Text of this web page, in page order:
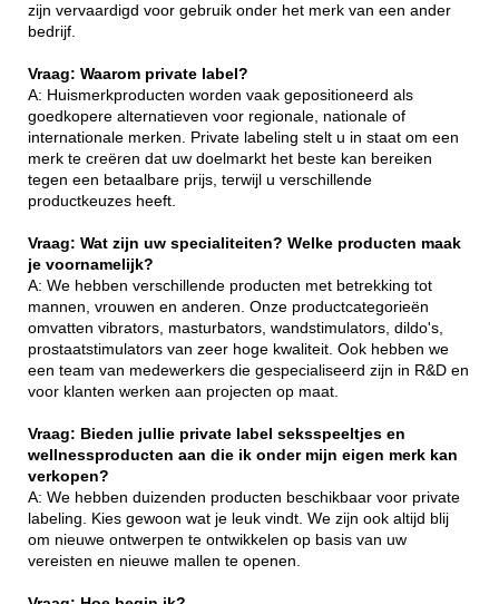
zijn vervaardigd voor gebruik onder het merk van een ander
bedrijf.
Vraag: Waarom private label?
A: Huismerkproducten worden vaak gepositioneerd als
goedkopere alternatieven voor regionale, nationale of
internationale merken. Private labeling stelt u in staat om een ​​
merk te creëren dat uw doelmarkt het beste kan bereiken
tegen een betaalbare prijs, terwijl u verschillende
productkeuzes heeft.
Vraag: Wat zijn uw specialiteiten? Welke producten maak
je voornamelijk?
A: We hebben verschillende producten met betrekking tot
mannen, vrouwen en anderen. Onze productcategorieën
omvatten vibrators, masturbators, wandstimulators, dildo's,
prostaatstimulators van zeer hoge kwaliteit. Ook hebben we
een team van medewerkers die gespecialiseerd zijn in R&D en
voor klanten werken aan projecten op maat.
Vraag: Bieden jullie private label seksspeeltjes en
wellnessproducten aan die ik onder mijn eigen merk kan
verkopen?
A: We hebben duizenden producten beschikbaar voor private
labeling. Kies gewoon wat je leuk vindt. We zijn ook altijd blij
om nieuwe ontwerpen te ontwikkelen op basis van uw
vereisten en nieuwe mallen te openen.